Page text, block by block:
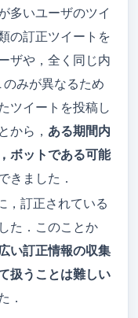
多いユーザのツイ
の訂正ツイートを
ザや，全く同じ内
みが異なるため
ツイートを投稿し
から， ある期間内
ボットである可能
きました．
，訂正されている
た．このことか
い訂正情報の収集
扱うことは難しい
．